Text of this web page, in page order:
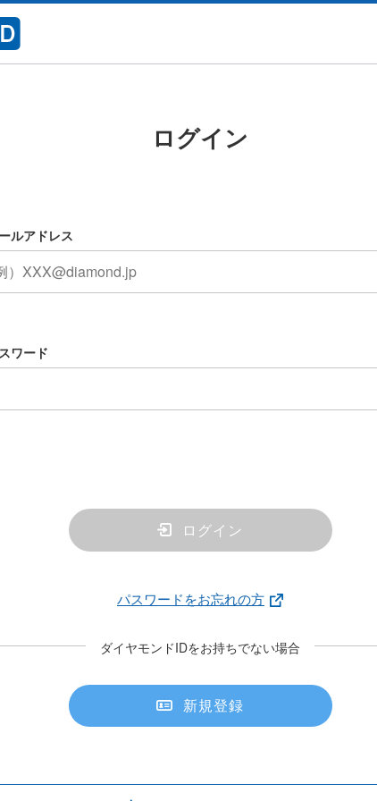
ログイン
ルアドレス
ワード
ログイン
パスワードをお忘れの方
ダイヤモンドIDをお持ちでない場合
新規登録